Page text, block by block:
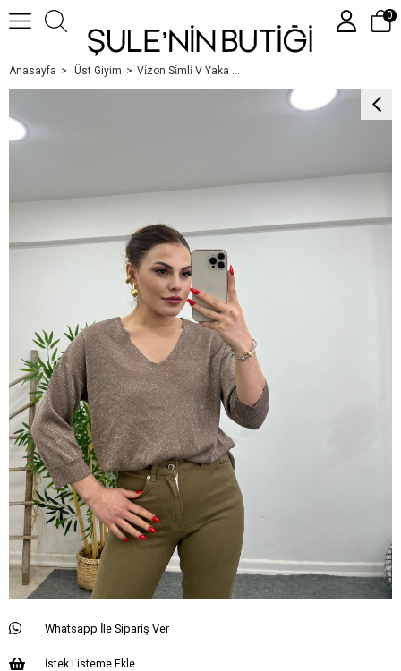
Üye Girişi
0
Anasayfa Üst Giyim Vi̇zon Si̇mli̇ V Yaka Tri̇ko Kazak
Whatsapp İle Sipariş Ver
İstek Listeme Ekle